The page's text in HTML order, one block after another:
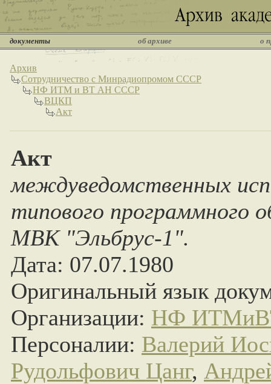
документы об архиве о
Архив
Сотрудничество с Минрадиопромом СССР
НФ ИТМ и ВТ АН СССР
ВЦКП
Акт
Акт
междуведомственных
типового программного
МВК "Эльбрус-1".
Дата: 07.07.1980
Оригинальный язык
Организации: НФ
Персоналии: Валерий
Рудольфович Цанг,